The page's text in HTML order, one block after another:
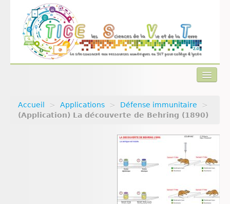
Actualités
Accueil > Applications > Défense immunitaire
>
(Application) La découverte de Behring (1890)